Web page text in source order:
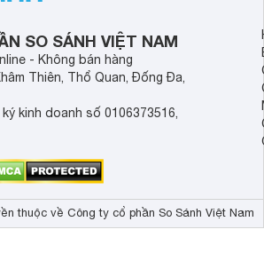
dùng?
SO SÁNH VIỆT NAM
- Không bán hàng
Thiên, Thổ Quan, Đống Đa,
kinh doanh số 0106373516,
thuộc về Công ty cổ phần So Sánh Việt Nam